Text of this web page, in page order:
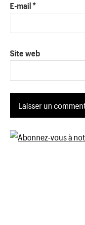
E-mail *
Site web